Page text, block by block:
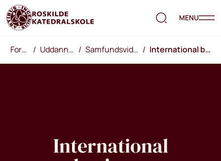
MENU
Forside / Uddannelsen / Samfundsvidenskab / International business
International